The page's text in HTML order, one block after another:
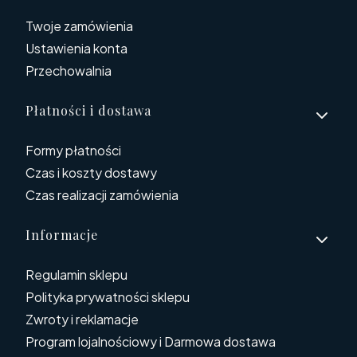
Twoje zamówienia
Ustawienia konta
Przechowalnia
Płatności i dostawa
Formy płatności
Czas i koszty dostawy
Czas realizacji zamówienia
Informacje
Regulamin sklepu
Polityka prywatności sklepu
Zwroty i reklamacje
Program lojalnościowy i Darmowa dostawa